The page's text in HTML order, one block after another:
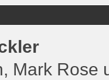
Mark Rose